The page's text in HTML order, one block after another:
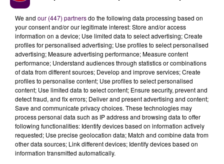
We and our (447) partnersdo the following data processing based on
your consent and/or our legitimate interest: Store and/or access
information on a device; Use limited data to select advertising; Create
profiles for personalised advertising; Use profiles to select personalised
advertising; Measure advertising performance; Measure content
performance; Understand audiences through statistics or combinations
of data from different sources; Develop and improve services; Create
profiles to personalise content; Use profiles to select personalised
content; Use limited data to select content; Ensure security, prevent and
detect fraud, and fix errors; Deliver and present advertising and content;
Save and communicate privacy choices. These technologies may
process personal data such as IP address and browsing data to offer
following functionalities: Identify devices based on information actively
requested; Use precise geolocation data; Match and combine data from
other data sources; Link different devices; Identify devices based on
information transmitted automatically.